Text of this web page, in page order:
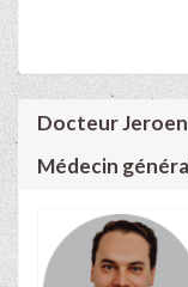
Docteur
Médecin